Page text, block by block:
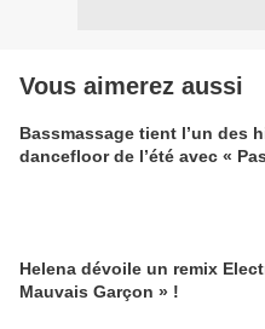
Vous aimerez aussi
Bassmassage tient l’un des
dancefloor de l’été avec «
Helena dévoile un remix
Mauvais Garçon » !